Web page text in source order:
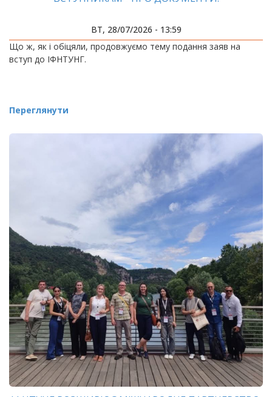
ВТ, 28/07/2026 - 13:59
Що ж, як і обіцяли, продовжуємо тему подання заяв на
вступ до ІФНТУНГ.
Переглянути